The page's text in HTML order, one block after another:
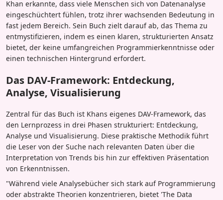
Khan erkannte, dass viele Menschen sich von Datenanalyse
eingeschüchtert fühlen, trotz ihrer wachsenden Bedeutung in
fast jedem Bereich. Sein Buch zielt darauf ab, das Thema zu
entmystifizieren, indem es einen klaren, strukturierten Ansatz
bietet, der keine umfangreichen Programmierkenntnisse oder
einen technischen Hintergrund erfordert.
Das DAV-Framework: Entdeckung,
Analyse, Visualisierung
Zentral für das Buch ist Khans eigenes DAV-Framework, das
den Lernprozess in drei Phasen strukturiert: Entdeckung,
Analyse und Visualisierung. Diese praktische Methodik führt
die Leser von der Suche nach relevanten Daten über die
Interpretation von Trends bis hin zur effektiven Präsentation
von Erkenntnissen.
"Während viele Analysebücher sich stark auf Programmierung
oder abstrakte Theorien konzentrieren, bietet 'The Data